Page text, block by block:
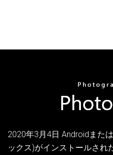
2020年3月4日 Androidまた
ックス)がインストールされ